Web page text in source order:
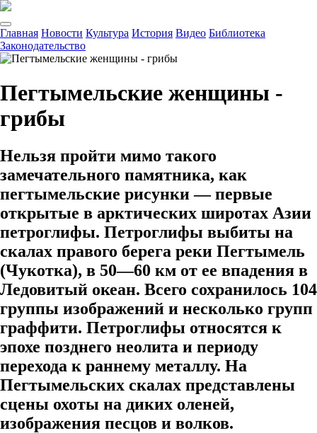
Главная Новости Культура История Видео Библиотека
Законодательство
Пегтымельские женщины -
грибы
Нельзя пройти мимо такого
замечательного памятника, как
пегтымельские рисунки — первые
открытые в арктических широтах Азии
петроглифы. Петроглифы выбиты на
скалах правого берега реки Пегтымель
(Чукотка), в 50—60 км от ее впадения в
Ледовитый океан. Всего сохранилось 104
группы изображений и несколько групп
граффити. Петроглифы относятся к
эпохе позднего неолита и периоду
перехода к раннему металлу. На
Пегтымельских скалах представлены
сцены охоты на диких оленей,
изображения песцов и волков.